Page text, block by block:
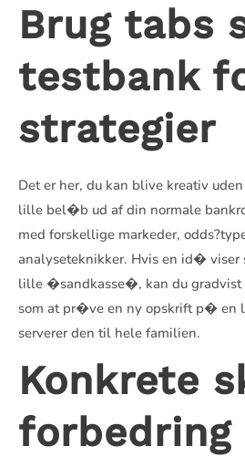
Brug tabs
testbank
strategier
Det er her, du kan blive kreativ
lille bel�b ud af din normale
med forskellige markeder,
analyseteknikker. Hvis en id� viser
lille �sandkasse�, kan du gradvist
som at pr�ve en ny opskrift p�
serverer den til hele familien.
Konkrete
forbedring